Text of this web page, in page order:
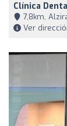
Clínica
7,8km,
Ver